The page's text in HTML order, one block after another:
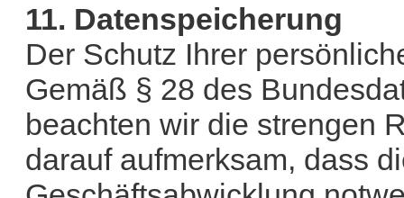
11. Datenspeicherung
Der Schutz Ihrer
Gemäß § 28 des
beachten wir die strengen
darauf aufmerksam, dass